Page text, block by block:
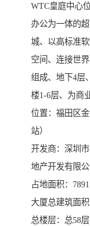
WTC皇庭中心
办公为一体的
城、以高标准
空间、连接世
组成、地下4层
楼1-6层、为商
位置：福田区
站）
开发商：深圳
地产开发有限公
占地面积：
大厦总建筑面
总楼层：总58